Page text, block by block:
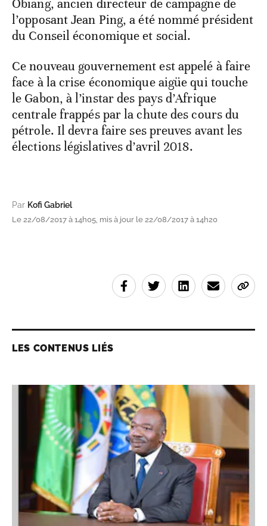
Obiang, ancien directeur de campagne de
l’opposant Jean Ping, a été nommé président
du Conseil économique et social.
Ce nouveau gouvernement est appelé à faire
face à la crise économique aigüe qui touche
le Gabon, à l’instar des pays d’Afrique
centrale frappés par la chute des cours du
pétrole. Il devra faire ses preuves avant les
élections législatives d’avril 2018.
Par Kofi Gabriel
Le 22/08/2017 à 14h05, mis à jour le 22/08/2017 à 14h20
LES CONTENUS LIÉS